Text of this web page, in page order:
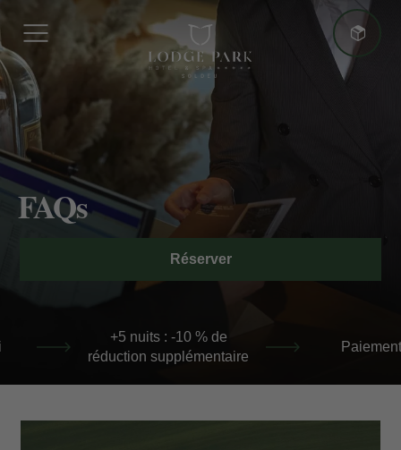
FAQs
Réserver
Paiement à l'hôtel
Plus d'avantages
Meilleur prix garanti
+5 nuits : -10 % de réduction supplémentaire
Paiement à l'hôtel